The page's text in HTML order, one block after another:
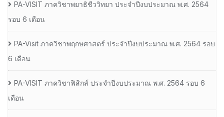
PA-VISIT ภาควิชาพยาธิชีววิทยา ประจำปีงบประมาณ พ.ศ. 2564
รอบ 6 เดือน
PA-Visit ภาควิชาพฤกษศาสตร์ ประจำปีงบประมาณ พ.ศ. 2564 รอบ
6 เดือน
PA-VISIT ภาควิชาฟิสิกส์ ประจำปีงบประมาณ พ.ศ. 2564 รอบ 6
เดือน